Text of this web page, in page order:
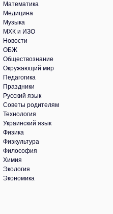
Математика
Медицина
Музыка
МХК и ИЗО
Новости
ОБЖ
Обществознание
Окружающий мир
Педагогика
Праздники
Русский язык
Советы родителям
Технология
Украинский язык
Физика
Физкультура
Философия
Химия
Экология
Экономика